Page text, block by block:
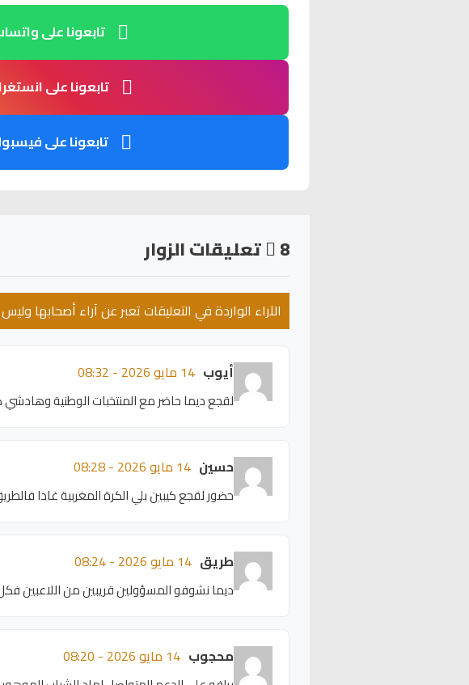
تابعونا على
تابعونا على
تابعونا على
8 تعليقات الزوار
الآراء الواردة في التعليقات تعبر عن آراء أصحابها
أيوب 14 مايو 2026 - 08:32
لقجع ديما حاضر مع المنتخبات الوطنية
حسين 14 مايو 2026 - 08:28
حضور لقجع كيبين بلي الكرة المغربية غادا
طريق 14 مايو 2026 - 08:24
ديما نشوفو المسؤولين قريبين من اللاعبين
محجوب 14 مايو 2026 - 08:20